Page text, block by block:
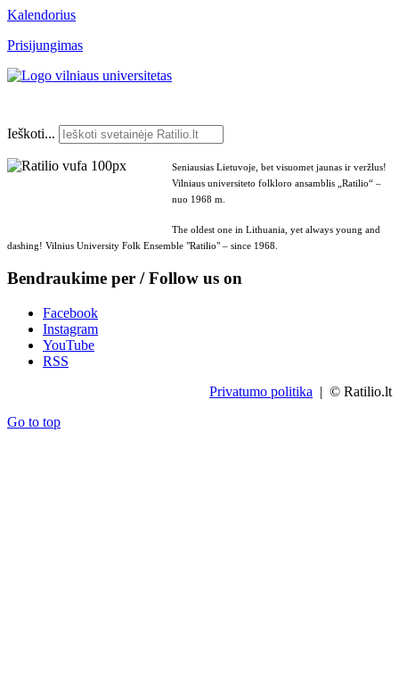
Kalendorius
Prisijungimas
Ieškoti...
Seniausias Lietuvoje, bet visuomet jaunas ir veržlus!
Vilniaus universiteto folkloro ansamblis „Ratilio“ –
nuo 1968 m.
The oldest one in Lithuania, yet always young and
dashing! Vilnius University Folk Ensemble "Ratilio" – since 1968.
Bendraukime per / Follow us on
Facebook
Instagram
YouTube
RSS
Privatumo politika | © Ratilio.lt
Go to top